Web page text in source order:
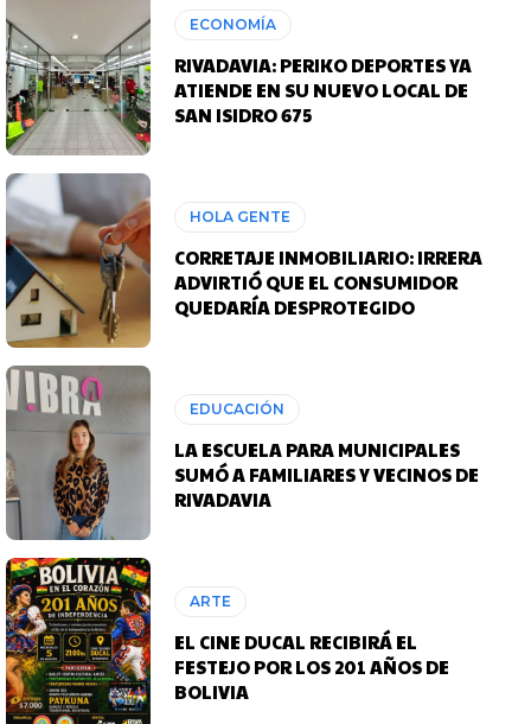
ECONOMÍA
RIVADAVIA: PERIKO DEPORTES YA
ATIENDE EN SU NUEVO LOCAL DE
SAN ISIDRO 675
HOLA GENTE
CORRETAJE INMOBILIARIO: IRRERA
ADVIRTIÓ QUE EL CONSUMIDOR
QUEDARÍA DESPROTEGIDO
EDUCACIÓN
LA ESCUELA PARA MUNICIPALES
SUMÓ A FAMILIARES Y VECINOS DE
RIVADAVIA
ARTE
EL CINE DUCAL RECIBIRÁ EL
FESTEJO POR LOS 201 AÑOS DE
BOLIVIA